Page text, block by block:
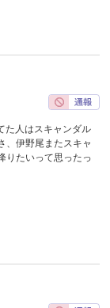
た人はスキャンダル
、伊野尾またスキャ
りたいって思ったっ